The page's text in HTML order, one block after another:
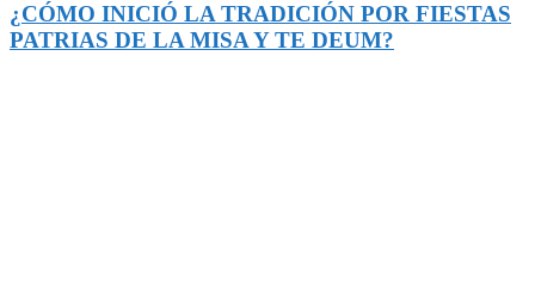
¿CÓMO INICIÓ LA TRADICIÓN POR FIESTAS
PATRIAS DE LA MISA Y TE DEUM?